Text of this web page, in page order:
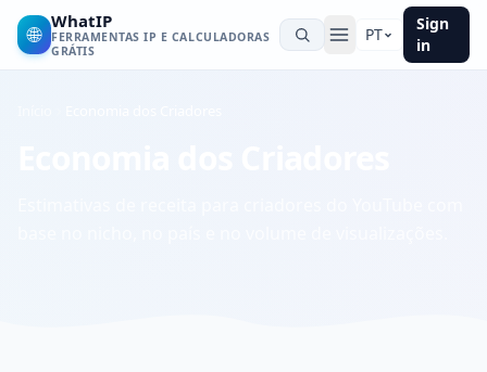
🌐
WhatIP
FERRAMENTAS IP E CALCULADORAS
GRÁTIS
PT
Sign
in